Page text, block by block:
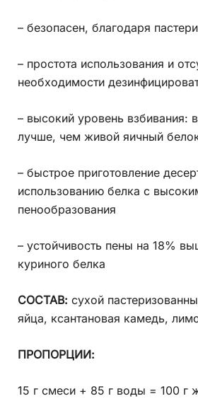
– безопасен, благодаря
– простота использования и
необходимости
– высокий уровень взбивания:
лучше, чем живой яичный
– быстрое приготовление
использованию белка с
пенообразования
– устойчивость пены на 18%
куриного белка
СОСТАВ: сухой
яйца, ксантановая камедь,
ПРОПОРЦИИ:
15 г смеси + 85 г воды = 100 г